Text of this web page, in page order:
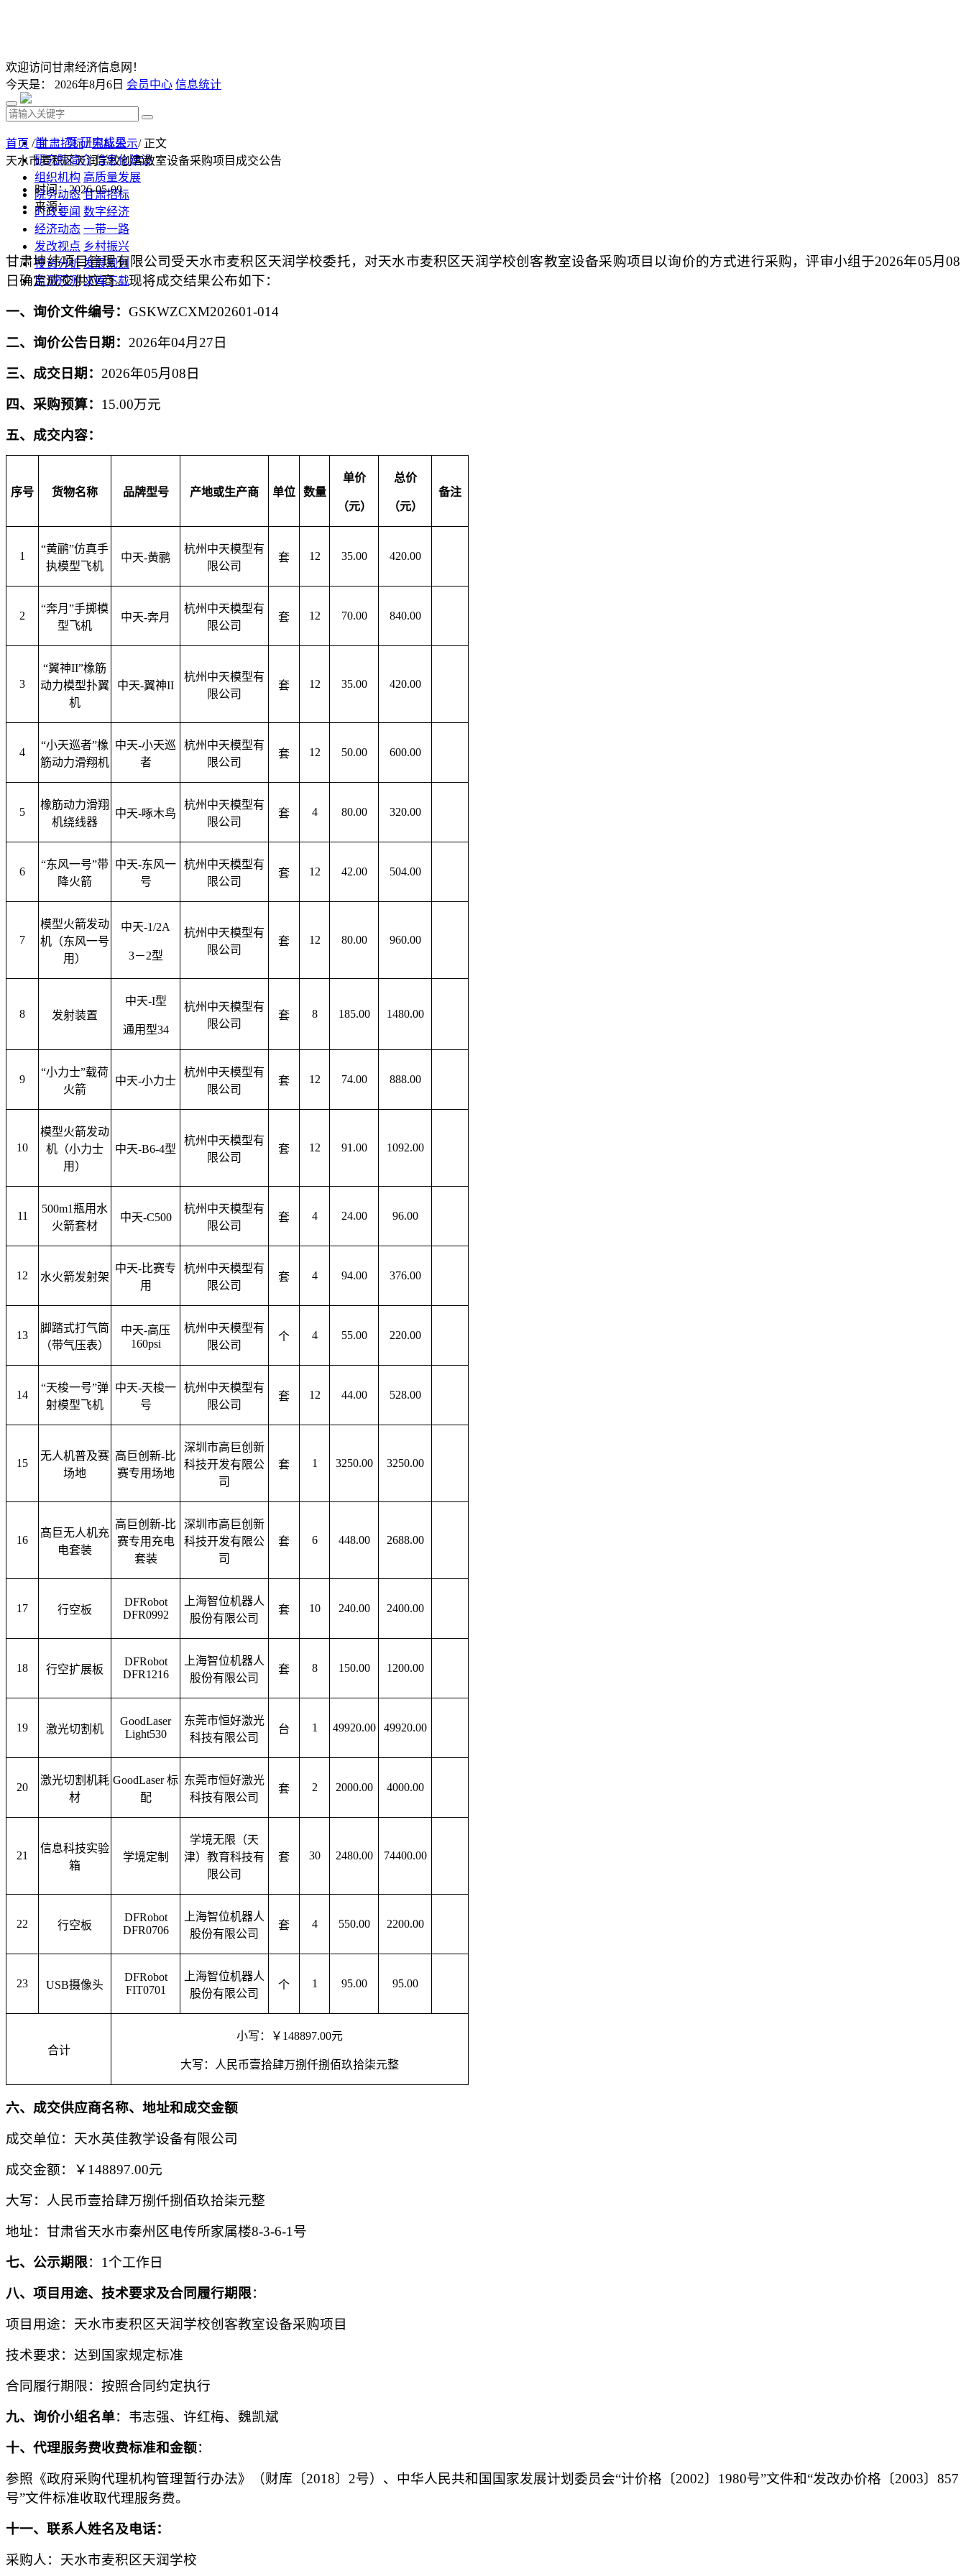
欢迎访问甘肃经济信息网！
今天是： 2026年8月6日 会员中心 信息统计
首 页 研究成果
研究院简介 信息化建设
组织机构 高质量发展
院务动态 甘肃招标
时政要闻 数字经济
经济动态 一带一路
发改视点 乡村振兴
投资分析 发展规划
监测预测 文库下载
首页 /甘肃招标/中标公示/ 正文
天水市麦积区天润学校创客教室设备采购项目成交公告
时间：2026-05-09
来源：
甘肃坤纬项目管理有限公司受天水市麦积区天润学校委托，对天水市麦积区天润学校创客教室设备采购项目 以询价的方式进行采购，评审小组 于2026年05月08
日 确定成交供应商。现将成交结果公布如下：
一、询价文件编号： GSKWZCXM202601-014
二、 询价公告日期： 2026年04月 27 日
三、 成交 日期： 2026年05月08日
四、采购预算： 15.00万元
五、 成交内容：
序号 货物名称 品牌型号 产地或生产商 单位 数量
单价
（元）
总价
（元）
备注
1
“黄鹂”仿真手
执模型飞机
中天-黄鹂
杭州中天模型有
限公司
套 12 35.00 420.00
2
“奔月”手掷模
型飞机
中天-奔月
杭州中天模型有
限公司
套 12 70.00 840.00
3
“翼神II”橡筋
动力模型扑翼
机
中天-翼神II
杭州中天模型有
限公司
套 12 35.00 420.00
4
“小天巡者”橡
筋动力滑翔机
中天-小天巡
者
杭州中天模型有
限公司
套 12 50.00 600.00
5
橡筋动力滑翔
机绕线器
中天-啄木鸟
杭州中天模型有
限公司
套 4 80.00 320.00
6
“东风一号”带
降火箭
中天-东风一
号
杭州中天模型有
限公司
套 12 42.00 504.00
7
模型火箭发动
机（东风一号
用）
中天-1/2A
3－2型
杭州中天模型有
限公司
套 12 80.00 960.00
8 发射装置
中天-I型
通用型34
杭州中天模型有
限公司
套 8 185.00 1480.00
9
“小力士”载荷
火箭
中天-小力士
杭州中天模型有
限公司
套 12 74.00 888.00
10
模型火箭发动
机（小力士
用）
中天-B6-4型
杭州中天模型有
限公司
套 12 91 .00 1092.00
11
500m1瓶用水
火箭套材
中天-C500
杭州中天模型有
限公司
套 4 24.00 96.00
12 水火箭发射架
中天-比赛专
用
杭州中天模型有
限公司
套 4 94.00 376.00
13
脚踏式打气筒
（带气压表）
中天-高压
160psi
杭州中天模型有
限公司
个 4 55.00 220.00
14
“天梭一号”弹
射模型飞机
中天-天梭一
号
杭州中天模型有
限公司
套 12 44.00 528.00
15
无人机普及赛
场地
高巨创新-比
赛专用场地
深圳市高巨创新
科技开发有限公
司
套 1 3250.00 3250.00
16
髙巨无人机充
电套装
高巨创新-比
赛专用充电
套装
深圳市高巨创新
科技开发有限公
司
套 6 448.00 2688.00
17 行空板
DFRobot
DFR0992
上海智位机器人
股份有限公司
套 10 240.00 2400.00
18 行空扩展板
DFRobot
DFR1216
上海智位机器人
股份有限公司
套 8 150.00 1200.00
19 激光切割机
GoodLaser
Light530
东莞市恒好激光
科技有限公司
台 1 49920.00 49920.00
20
激光切割机耗
材
GoodLaser 标
配
东莞市恒好激光
科技有限公司
套 2 2000.00 4000.00
21
信息科技实验
箱
学境定制
学境无限 （天
津） 教育科技有
限公司
套 30 2480.00 74400.00
22 行空板
DFRobot
DFR0706
上海智位机器人
股份有限公司
套 4 550.00 2200.00
23 USB摄像头
DFRobot
FIT0701
上海智位机器人
股份有限公司
个 1 95.00 95.00
合计
小写：￥ 148897.00元
大写：人民币壹拾肆万捌仟捌佰玖拾柒元整
六、 成交供应商名称、地址和成交金额
成交单位：天水英佳教学设备有限公司
成交金额：￥ 148897.00元
大写：人民币壹拾肆万捌仟捌佰玖拾柒元整
地址：甘肃省天水市秦州区电传所家属楼8-3-6-1号
七、公示期限： 1个工作日
八、项目用途、技术要求及合同履行期限：
项目用途：天水市麦积区天润学校创客教室设备采购项目
技术要求：达到国家规定标准
合同履行期限：按照合同约定执行
九、询价小组名单：韦志强、许红梅、魏凯斌
十、代理服务费收费标准和金额：
参照《政府采购代理机构管理暂行办法》（财库〔2018〕2号）、中华人民共和国国家发展计划委员会“计价格〔2002〕1980号”文件和“发改办价格〔2003〕 857
号”文件标准收取代理服务费。
十一、 联系人姓名及电话：
采购人：天水市麦积区天润学校